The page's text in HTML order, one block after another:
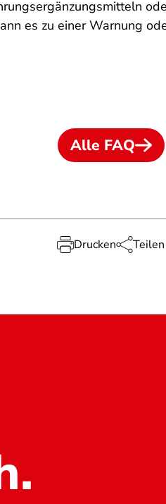
es zu einer Warnung
Alle FAQ
Drucken Teilen